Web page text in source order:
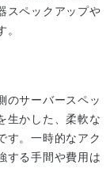
スペックアップや
のサーバースペッ
生かした、柔軟な
す。一時的なアク
する手間や費用は